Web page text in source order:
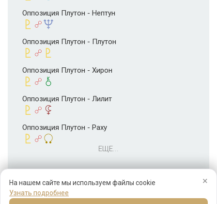
×
На нашем сайте мы используем файлы cookie
Узнать подробнее
Оппозиция Плутон - Нептун
Оппозиция Плутон - Плутон
Оппозиция Плутон - Хирон
Оппозиция Плутон - Лилит
Оппозиция Плутон - Раху
ЕЩЕ...